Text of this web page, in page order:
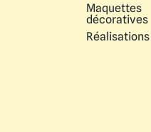
Maquettes
décoratives
Réalisations